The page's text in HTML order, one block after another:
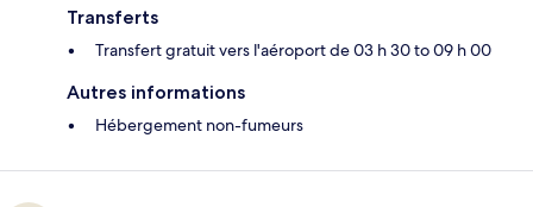
Transferts
Transfert gratuit vers l'aéroport de 03 h 30 to 09 h 00
Autres informations
Hébergement non-fumeurs